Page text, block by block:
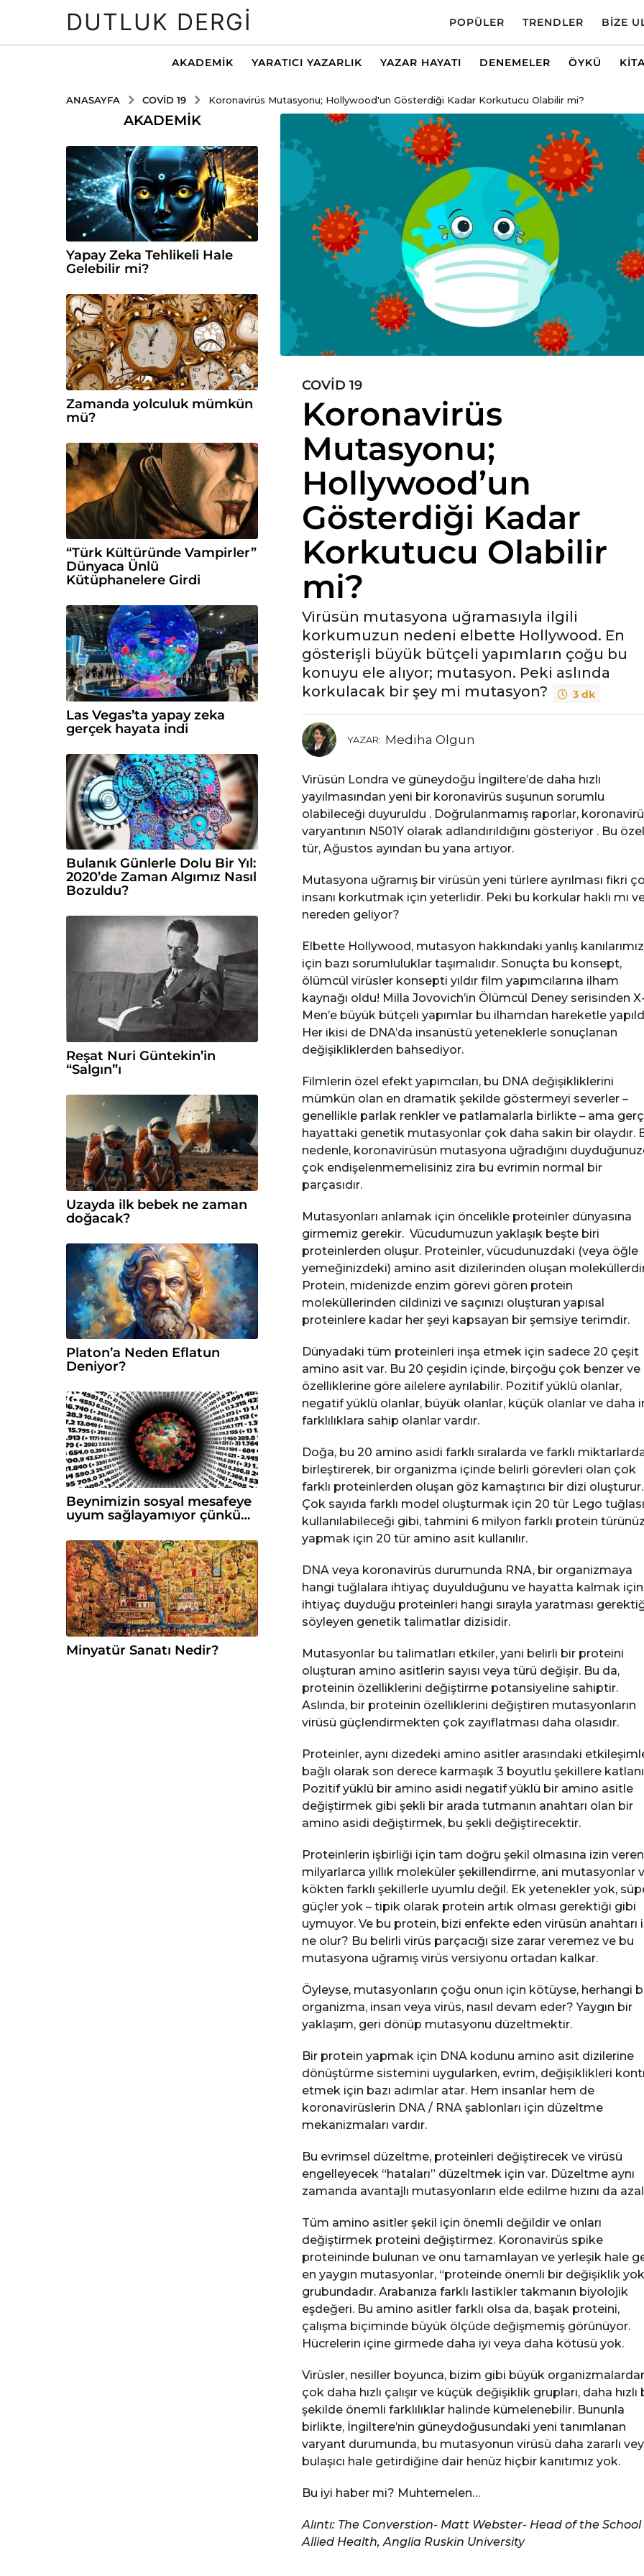
DUTLUK DERGI POPÜLER TRENDLER BIZE
AKADEMIK YARATICI YAZARLIK YAZAR HAYATI DENEMELER ÖYKÜ
ANASAYFA COVID 19 Koronavirüs Mutasyonu; Hollywood'un Gösterdiği Kadar Korkutucu Olabilir mi?
6
y
n
e
6
y
ö
n
c
e
COVID 19
Koronavirüs
Mutasyonu;
Hollywood’un
Gösterdiği Kadar
Korkutucu Olabilir
mi?
Virüsün mutasyona uğramasıyla ilgili
korkumuzun nedeni elbette Hollywood. En
gösterişli büyük bütçeli yapımların çoğu bu
konuyu ele alıyor; mutasyon. Peki aslında
korkulacak bir şey mi mutasyon?
3 dk
YAZAR: Mediha Olgun
Virüsün Londra ve güneydoğu İngiltere’de daha hızlı
yayılmasından yeni bir koronavirüs suşunun sorumlu
olabileceği duyuruldu . Doğrulanmamış raporlar,
varyantının N501Y olarak adlandırıldığını gösteriyor . Bu özel
tür, Ağustos ayından bu yana artıyor.
Mutasyona uğramış bir virüsün yeni türlere ayrılması fikri
insanı korkutmak için yeterlidir. Peki bu korkular haklı mı
nereden geliyor?
Elbette Hollywood, mutasyon hakkındaki yanlış kanılarımız
için bazı sorumluluklar taşımalıdır. Sonuçta bu konsept,
ölümcül virüsler konsepti yıldır film yapımcılarına ilham
kaynağı oldu! Milla Jovovich’in Ölümcül Deney serisinden X-
Men’e büyük bütçeli yapımlar bu ilhamdan hareketle
Her ikisi de DNA’da insanüstü yeteneklerle sonuçlanan
değişikliklerden bahsediyor.
Filmlerin özel efekt yapımcıları, bu DNA değişikliklerini
mümkün olan en dramatik şekilde göstermeyi severler –
genellikle parlak renkler ve patlamalarla birlikte – ama
hayattaki genetik mutasyonlar çok daha sakin bir olaydır.
nedenle, koronavirüsün mutasyona uğradığını
çok endişelenmemelisiniz zira bu evrimin normal bir
parçasıdır.
Mutasyonları anlamak için öncelikle proteinler dünyasına
girmemiz gerekir. Vücudumuzun yaklaşık beşte biri
proteinlerden oluşur. Proteinler, vücudunuzdaki (veya öğle
yemeğinizdeki) amino asit dizilerinden oluşan
Protein, midenizde enzim görevi gören protein
moleküllerinden cildinizi ve saçınızı oluşturan yapısal
proteinlere kadar her şeyi kapsayan bir şemsiye terimdir.
Dünyadaki tüm proteinleri inşa etmek için sadece 20 çeşit
amino asit var. Bu 20 çeşidin içinde, birçoğu çok benzer ve
özelliklerine göre ailelere ayrılabilir. Pozitif yüklü olanlar,
negatif yüklü olanlar, büyük olanlar, küçük olanlar ve daha
farklılıklara sahip olanlar vardır.
Doğa, bu 20 amino asidi farklı sıralarda ve farklı
birleştirerek, bir organizma içinde belirli görevleri olan çok
farklı proteinlerden oluşan göz kamaştırıcı bir dizi oluşturur.
Çok sayıda farklı model oluşturmak için 20 tür Lego tuğlası
kullanılabileceği gibi, tahmini 6 milyon farklı protein
yapmak için 20 tür amino asit kullanılır.
DNA veya koronavirüs durumunda RNA, bir organizmaya
hangi tuğlalara ihtiyaç duyulduğunu ve hayatta kalmak için
ihtiyaç duyduğu proteinleri hangi sırayla yaratması
söyleyen genetik talimatlar dizisidir.
Mutasyonlar bu talimatları etkiler, yani belirli bir proteini
oluşturan amino asitlerin sayısı veya türü değişir. Bu da,
proteinin özelliklerini değiştirme potansiyeline sahiptir.
Aslında, bir proteinin özelliklerini değiştiren mutasyonların
virüsü güçlendirmekten çok zayıflatması daha olasıdır.
Proteinler, aynı dizedeki amino asitler arasındaki
bağlı olarak son derece karmaşık 3 boyutlu şekillere
Pozitif yüklü bir amino asidi negatif yüklü bir amino asitle
değiştirmek gibi şekli bir arada tutmanın anahtarı olan bir
amino asidi değiştirmek, bu şekli değiştirecektir.
Proteinlerin işbirliği için tam doğru şekil olmasına izin veren
milyarlarca yıllık moleküler şekillendirme, ani mutasyonlar
kökten farklı şekillerle uyumlu değil. Ek yetenekler yok,
güçler yok – tipik olarak protein artık olması gerektiği gibi
uymuyor. Ve bu protein, bizi enfekte eden virüsün anahtarı
ne olur? Bu belirli virüs parçacığı size zarar veremez ve bu
mutasyona uğramış virüs versiyonu ortadan kalkar.
Öyleyse, mutasyonların çoğu onun için kötüyse, herhangi
organizma, insan veya virüs, nasıl devam eder? Yaygın bir
yaklaşım, geri dönüp mutasyonu düzeltmektir.
Bir protein yapmak için DNA kodunu amino asit dizilerine
dönüştürme sistemini uygularken, evrim, değişiklikleri
etmek için bazı adımlar atar. Hem insanlar hem de
koronavirüslerin DNA / RNA şablonları için düzeltme
mekanizmaları vardır.
Bu evrimsel düzeltme, proteinleri değiştirecek ve virüsü
engelleyecek “hataları” düzeltmek için var. Düzeltme aynı
zamanda avantajlı mutasyonların elde edilme hızını da
Tüm amino asitler şekil için önemli değildir ve onları
değiştirmek proteini değiştirmez. Koronavirüs spike
proteininde bulunan ve onu tamamlayan ve yerleşik hale
en yaygın mutasyonlar, “proteinde önemli bir değişiklik
grubundadır. Arabanıza farklı lastikler takmanın biyolojik
eşdeğeri. Bu amino asitler farklı olsa da, başak proteini,
çalışma biçiminde büyük ölçüde değişmemiş görünüyor.
Hücrelerin içine girmede daha iyi veya daha kötüsü yok.
Virüsler, nesiller boyunca, bizim gibi büyük
çok daha hızlı çalışır ve küçük değişiklik grupları, daha hızlı
şekilde önemli farklılıklar halinde kümelenebilir. Bununla
birlikte, İngiltere’nin güneydoğusundaki yeni tanımlanan
varyant durumunda, bu mutasyonun virüsü daha zararlı
bulaşıcı hale getirdiğine dair henüz hiçbir kanıtımız yok.
Bu iyi haber mi? Muhtemelen…
Alıntı: The Converstion- Matt Webster- Head of the School
Allied Health, Anglia Ruskin University
AKADEMIK
Yapay Zeka Tehlikeli Hale
Gelebilir mi?
Zamanda yolculuk mümkün
mü?
“Türk Kültüründe Vampirler”
Dünyaca Ünlü
Kütüphanelere Girdi
Las Vegas’ta yapay zeka
gerçek hayata indi
Bulanık Günlerle Dolu Bir Yıl:
2020’de Zaman Algımız Nasıl
Bozuldu?
Reşat Nuri Güntekin’in
“Salgın”ı
Uzayda ilk bebek ne zaman
doğacak?
Platon’a Neden Eflatun
Deniyor?
Beynimizin sosyal mesafeye
uyum sağlayamıyor çünkü…
Minyatür Sanatı Nedir?